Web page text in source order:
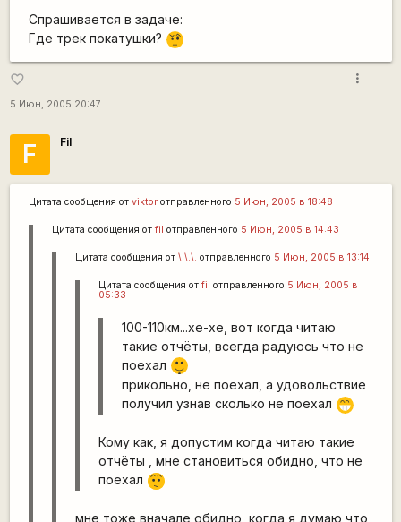
Спрашивается в задаче:
Где трек покатушки? ???
favorite_border
5 Июн, 2005 20:47
more_vert
F Fil
Цитата сообщения от viktorотправленного 5 Июн, 2005 в 18:48
Цитата сообщения от fil отправленного 5 Июн, 2005 в 14:43
Цитата сообщения от \.\.\. отправленного 5 Июн, 2005 в 13:14
Цитата сообщения от fil отправленного 5 Июн, 2005 в
05:33
100-110км...хе-хе, вот когда читаю
такие отчёты, всегда радуюсь что не
поехал
|-)
_)
прикольно, не поехал, а удовольствие
получил узнав сколько не поехал ;D
Кому как, я допустим когда читаю такие
отчёты , мне становиться обидно, что не
поехал :-/
мне тоже вначале обидно, когда я думаю что